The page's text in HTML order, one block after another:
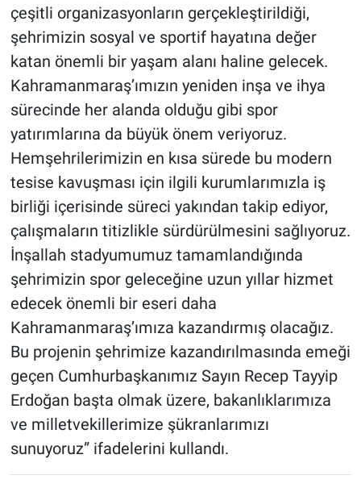
çeşitli organizasyonların gerçekleştirildiği,
şehrimizin sosyal ve sportif hayatına değer
katan önemli bir yaşam alanı haline gelecek.
Kahramanmaraş’ımızın yeniden inşa ve ihya
sürecinde her alanda olduğu gibi spor
yatırımlarına da büyük önem veriyoruz.
Hemşehrilerimizin en kısa sürede bu modern
tesise kavuşması için ilgili kurumlarımızla iş
birliği içerisinde süreci yakından takip ediyor,
çalışmaların titizlikle sürdürülmesini sağlıyoruz.
İnşallah stadyumumuz tamamlandığında
şehrimizin spor geleceğine uzun yıllar hizmet
edecek önemli bir eseri daha
Kahramanmaraş’ımıza kazandırmış olacağız.
Bu projenin şehrimize kazandırılmasında emeği
geçen Cumhurbaşkanımız Sayın Recep Tayyip
Erdoğan başta olmak üzere, bakanlıklarımıza
ve milletvekillerimize şükranlarımızı
sunuyoruz” ifadelerini kullandı.